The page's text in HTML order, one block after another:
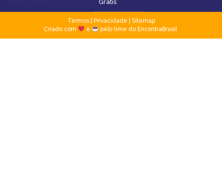
Grátis
Termos| Privacidade
Sitemap
Criado com
e pelo time do EncontraBrasil